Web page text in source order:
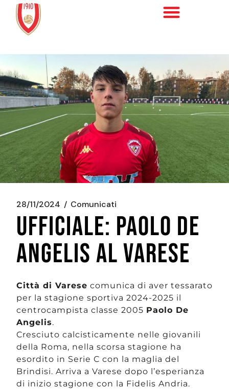
28/11/2024 Comunicati
UFFICIALE: PAOLO DE
ANGELIS AL VARESE
Città di Varese comunica di aver tessarato
per la stagione sportiva 2024-2025 il
centrocampista classe 2005 Paolo De
Angelis.
Cresciuto calcisticamente nelle giovanili
della Roma, nella scorsa stagione ha
esordito in Serie C con la maglia del
Brindisi. Arriva a Varese dopo l’esperianza
di inizio stagione con la Fidelis Andria.